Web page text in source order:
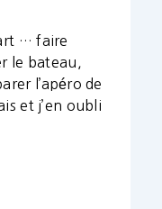
… faire
le bateau,
l’apéro de
et j’en oubli